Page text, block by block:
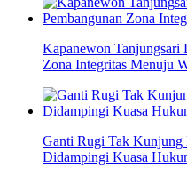
Kapanewon Tanjungsari
Zona Integritas Menuju
Ganti Rugi Tak Kunjung
Didampingi Kuasa